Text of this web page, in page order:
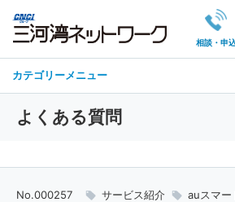
相談・申
カテゴリーメニュー
よくある質問
No.000257 サービス紹介 auスマー